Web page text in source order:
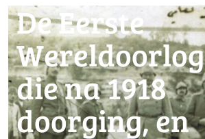
De Eerste
Wereldoorlog
die na 1918
doorging, en